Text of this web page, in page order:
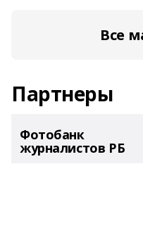
Все
Партнеры
Фотобанк
журналистов РБ